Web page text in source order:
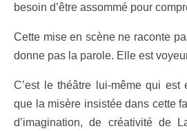
besoin d’être assommé pour
Cette mise en scène ne raconte
donne pas la parole. Elle est
C’est le théâtre lui-même qui
que la misère insistée dans cette
d’imagination, de créativité de